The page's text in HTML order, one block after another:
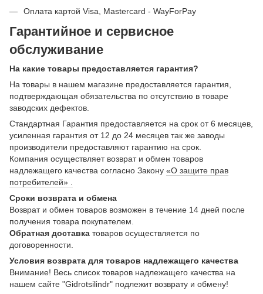
Оплата картой Visa, Mastercard - WayForPay
Гарантийное и сервисное
обслуживание
На какие товары предоставляется гарантия?
На товары в нашем магазине предоставляется гарантия,
подтверждающая обязательства по отсутствию в товаре
заводских дефектов.
Стандартная Гарантия предоставляется на срок от 6 месяцев,
усиленная гарантия от 12 до 24 месяцев так же заводы
производители предоставляют гарантию на срок.
Компания осуществляет возврат и обмен товаров
надлежащего качества согласно Закону «О защите прав
потребителей» .
Сроки возврата и обмена
Возврат и обмен товаров возможен в течение 14 дней после
получения товара покупателем.
Обратная доставка товаров осуществляется по
договоренности.
Условия возврата для товаров надлежащего качества
Внимание! Весь список товаров надлежащего качества на
нашем сайте "Gidrotsilindr" подлежит возврату и обмену!